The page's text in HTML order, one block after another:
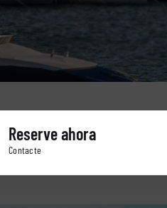
Reserve ahora
Contacte